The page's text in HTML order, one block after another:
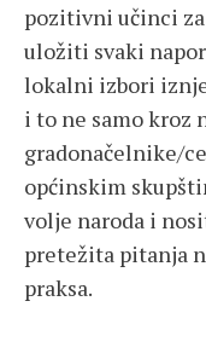
pozitivni učinci
uložiti svaki
lokalni izbori
i to ne samo kroz
gradonačelnike/
općinskim
volje naroda i
pretežita pitanja
praksa.